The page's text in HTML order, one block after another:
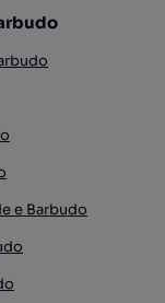
e Barbudo